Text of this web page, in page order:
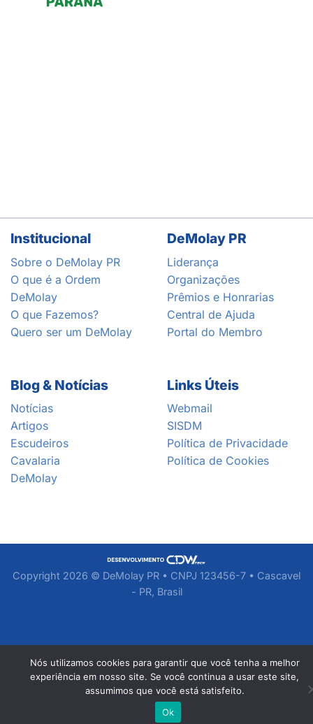
Institucional
Sobre o DeMolay PR
O que é a Ordem
DeMolay
O que Fazemos?
Quero ser um DeMolay
DeMolay PR
Liderança
Organizações
Prêmios e Honrarias
Central de Ajuda
Portal do Membro
Blog & Notícias
Notícias
Artigos
Escudeiros
Cavalaria
DeMolay
Links Úteis
Webmail
SISDM
Política de Privacidade
Política de Cookies
Copyright 2026 © DeMolay PR • CNPJ 123456-7 • Cascavel
- PR, Brasil
Nós utilizamos cookies para garantir que você tenha a melhor
experiência em nosso site. Se você continua a usar este site,
assumimos que você está satisfeito.
Ok